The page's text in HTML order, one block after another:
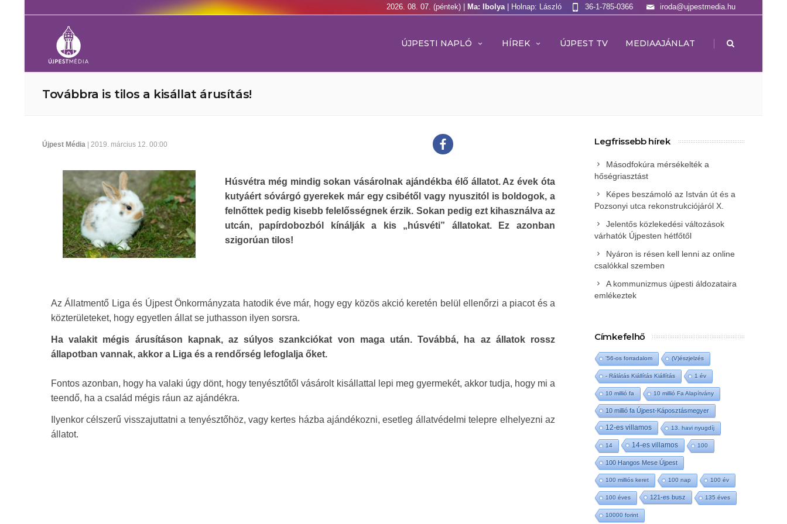
2026. 08. 07. (péntek) | Ma: Ibolya | Holnap: László iroda@ujpestmedia.hu
36-1-785-0366
ÚJPESTI NAPLÓ HÍREK ÚJPEST TV MEDIAAJÁNLAT |
Továbbra is tilos a kisállat árusítás!
Újpest Média | 2019. március 12. 00:00
Húsvétra még mindig sokan vásárolnak ajándékba élő állatot. Az évek óta
kutyáért sóvárgó gyerekek már egy csibétől vagy nyuszitól is boldogok, a
felnőttek pedig kisebb felelősségnek érzik. Sokan pedig ezt kihasználva az
utcán, papírdobozból kínálják a kis „húsvéti” állatokat. Ez azonban
szigorúan tilos!
Az Állatmentő Liga és Újpest Önkormányzata hatodik éve már, hogy egy közös akció keretén belül ellenőrzi a piacot és a
közterületeket, hogy egyetlen állat se juthasson ilyen sorsra.
Ha valakit mégis árusításon kapnak, az súlyos szankciókat von maga után. Továbbá, ha az állatok rossz
állapotban vannak, akkor a Liga és a rendőrség lefoglalja őket.
Fontos azonban, hogy ha valaki úgy dönt, hogy tenyésztőtől vásárolt kisállattal lepi meg gyermekét, akkor tudja, hogy mi a
teendő, ha a család mégis ráun az ajándékra.
Ilyenkor célszerű visszajuttatni a tenyésztőhöz, vagy kertes házba ajándékozni, esetleg állatvédelmi telepre elhelyezni az
állatot.
Legfrissebb hírek
Másodfokúra mérsékelték a
hőségriasztást
Képes beszámoló az István út és a
Pozsonyi utca rekonstrukciójáról X.
Jelentős közlekedési változások
várhatók Újpesten hétfőtől
Nyáron is résen kell lenni az online
csalókkal szemben
A kommunizmus újpesti áldozataira
emlékeztek
Címkefelhő
'56-os forradalom (V)észjelzés
- Rálátás Kiállítás Kiállítás 1 év
10 millió fa 10 millió Fa Alapítvány
10 millió fa Újpest-Káposztásmegyer
12-es villamos 13. havi nyugdíj
14 14-es villamos 100
100 Hangos Mese Újpest
100 milliós keret 100 nap 100 év
100 éves 121-es busz 135 éves
10000 forint